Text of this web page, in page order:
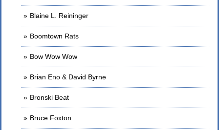
Blaine L. Reininger
Boomtown Rats
Bow Wow Wow
Brian Eno & David Byrne
Bronski Beat
Bruce Foxton